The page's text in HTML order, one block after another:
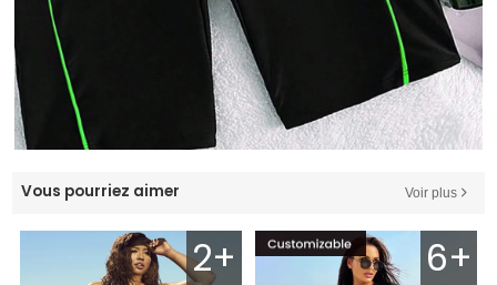
Vous pourriez aimer Voir plus
2+ 6+